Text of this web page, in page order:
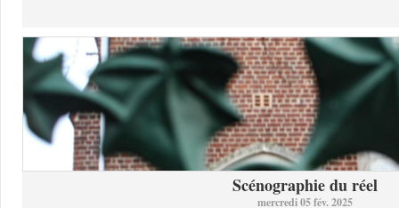
Scénographie du réel
mercredi 05 fév. 2025